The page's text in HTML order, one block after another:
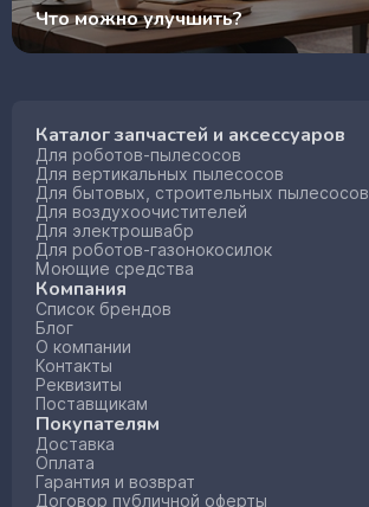
Что можно улучшить?
Каталог запчастей и аксессуаров
Для роботов-пылесосов
Для вертикальных пылесосов
Для бытовых, строительных пылесосов
Для воздухоочистителей
Для электрошвабр
Для роботов-газонокосилок
Моющие средства
Компания
Список брендов
Блог
О компании
Контакты
Реквизиты
Поставщикам
Покупателям
Доставка
Оплата
Гарантия и возврат
Договор публичной оферты